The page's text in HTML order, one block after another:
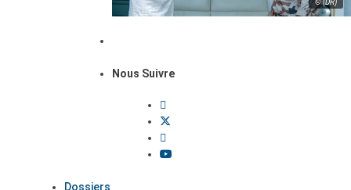
© (DR)
Nous Suivre
Dossiers